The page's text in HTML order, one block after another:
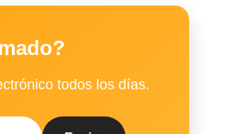
todos los días.